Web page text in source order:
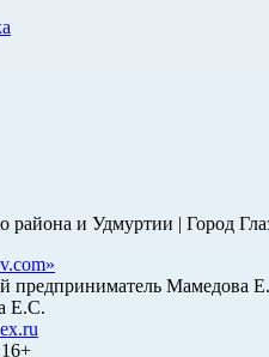
района и Удмуртии | Город
»
предприниматель Мамедова
Е.С.